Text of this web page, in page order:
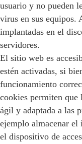
usuario y no pueden
virus en sus equipos.
implantadas en el
servidores.
El sitio web es
estén activadas, si
funcionamiento
cookies permiten
ágil y adaptada a las
ejemplo almacenar el
el dispositivo de